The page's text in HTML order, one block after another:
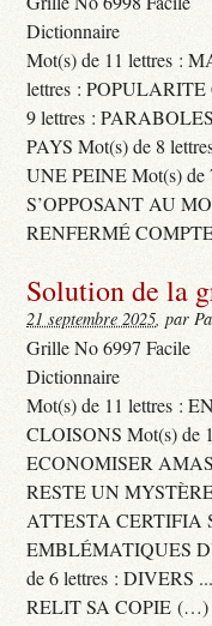
Dictionnaire
Mot(s) de 11 lettres :
lettres :
9 lettres :
PAYS Mot(s) de 8
UNE PEINE Mot(s)
S’OPPOSANT AU
RENFERMÉ
Solution de la
21 septembre 2025, par
Grille No 6997 Facile
Dictionnaire
Mot(s) de 11 lettres :
CLOISONS Mot(s) de
ECONOMISER
RESTE UN
ATTESTA CERTIFIA
EMBLÉMATIQUES
de 6 lettres : DIVERS
RELIT SA COPIE (…)